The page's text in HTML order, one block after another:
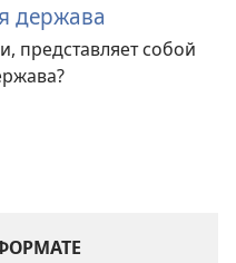
держава
представляет собой